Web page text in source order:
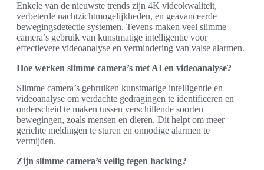
Enkele van de nieuwste trends zijn 4K videokwaliteit,
verbeterde nachtzichtmogelijkheden, en geavanceerde
bewegingsdetectie systemen. Tevens maken veel slimme
camera’s gebruik van kunstmatige intelligentie voor
effectievere videoanalyse en vermindering van valse alarmen.
Hoe werken slimme camera’s met AI en videoanalyse?
Slimme camera’s gebruiken kunstmatige intelligentie en
videoanalyse om verdachte gedragingen te identificeren en
onderscheid te maken tussen verschillende soorten
bewegingen, zoals mensen en dieren. Dit helpt om meer
gerichte meldingen te sturen en onnodige alarmen te
vermijden.
Zijn slimme camera’s veilig tegen hacking?